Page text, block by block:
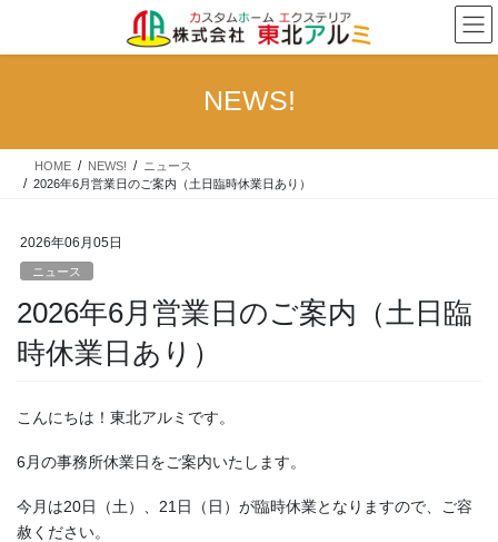
テ
ス
ゲ
ン
NEWS!
HOME NEWS!
ニュース
2026年6月営業日のご案内（土日臨時休業日あり）
2026年06月05日
ニュース
2026年6月営業日のご案内（土日臨
時休業日あり）
こんにちは！東北アルミです。
6月の事務所休業日をご案内いたします。
今月は20日（土）、21日（日）が臨時休業となりますので、ご容
赦ください。